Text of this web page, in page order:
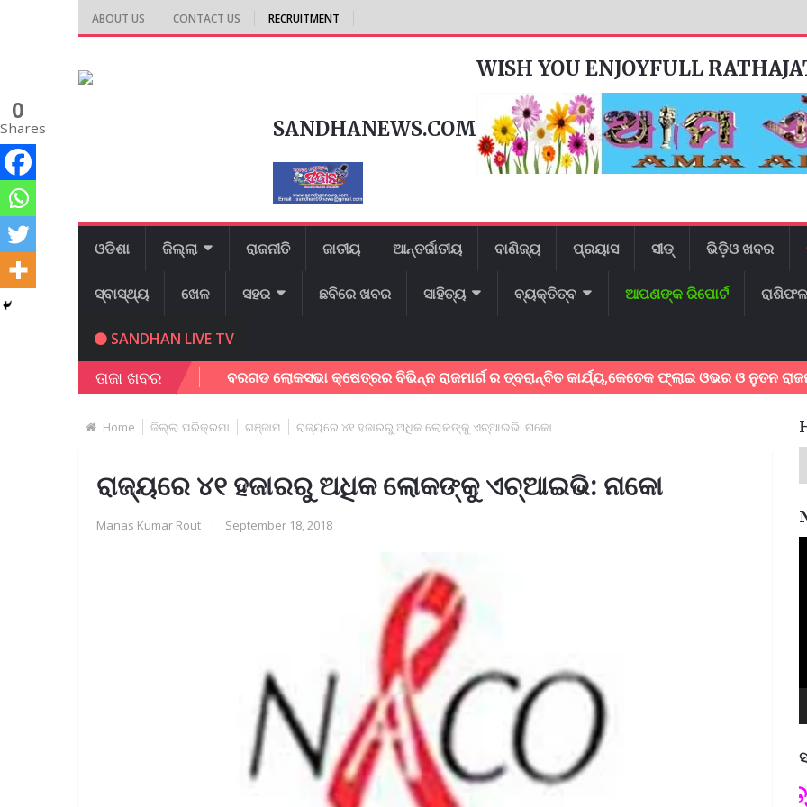
ABOUT US CONTACT US RECRUITMENT
WISH YOU ENJOYFULL
SANDHANEWS.COM
ଓଡିଶା ଜିଲ୍ଲା ରାଜନୀତି ଜାତୀୟ ଆନ୍ତର୍ଜାତୀୟ ବାଣିଜ୍ୟ ପ୍ରୟାସ ସୀଡ୍ ଭିଡ଼ିଓ ଖବର
ସ୍ବାସ୍ଥ୍ୟ ଖେଳ ସହର ଛବିରେ ଖବର ସାହିତ୍ୟ ବ୍ୟକ୍ତିତ୍ବ ଆପଣଙ୍କ ରିପୋର୍ଟ ରାଶିଫଳ
SANDHAN LIVE TV
ତାଜା ଖବର
ଯୁବ ସାମାଜିକ କର୍ମୀ । ବରଗଡ ଲୋକସଭା କ୍ଷେତ୍ରର ବିଭିନ୍ନ ରାଜମାର୍ଗ ର ତ୍ବରାନ୍ବିତ କାର୍ଯ୍ୟ,କେତେକ ଫ୍ଲାଇ ଓଭର ଓ ନୁତନ
Home ଜିଲ୍ଲା ପରିକ୍ରମା ଗଞ୍ଜାମ ରାଜ୍ୟରେ ୪୧ ହଜାରରୁ ଅଧିକ ଲୋକଙ୍କୁ ଏଚ୍‌ଆଇଭି: ନାକୋ
ରାଜ୍ୟରେ ୪୧ ହଜାରରୁ ଅଧିକ ଲୋକଙ୍କୁ ଏଚ୍‌ଆଇଭି: ନାକୋ
Manas Kumar Rout September 18, 2018
0
Shares
ପଦ୍ମଶ୍ରୀ ଜୟନ୍ତ ମହାପାତ୍ର